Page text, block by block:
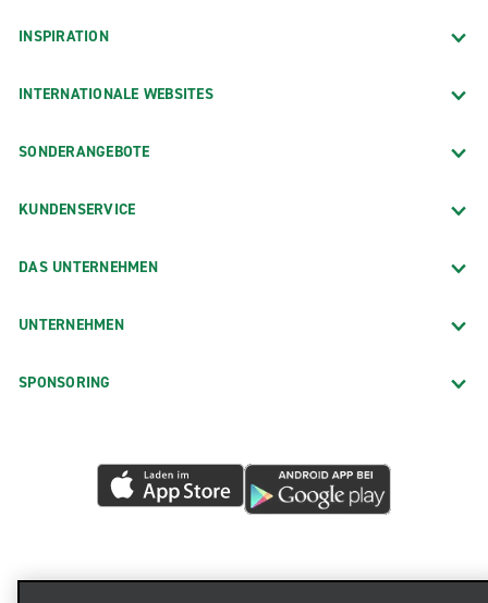
INSPIRATION
INTERNATIONALE WEBSITES
SONDERANGEBOTE
KUNDENSERVICE
DAS UNTERNEHMEN
UNTERNEHMEN
SPONSORING